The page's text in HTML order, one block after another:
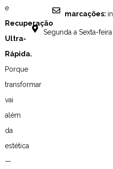
e
Recuperação
Ultra-
Rápida.
Porque
transformar
vai
além
da
estética
—
marcações:
Segunda a Sexta-